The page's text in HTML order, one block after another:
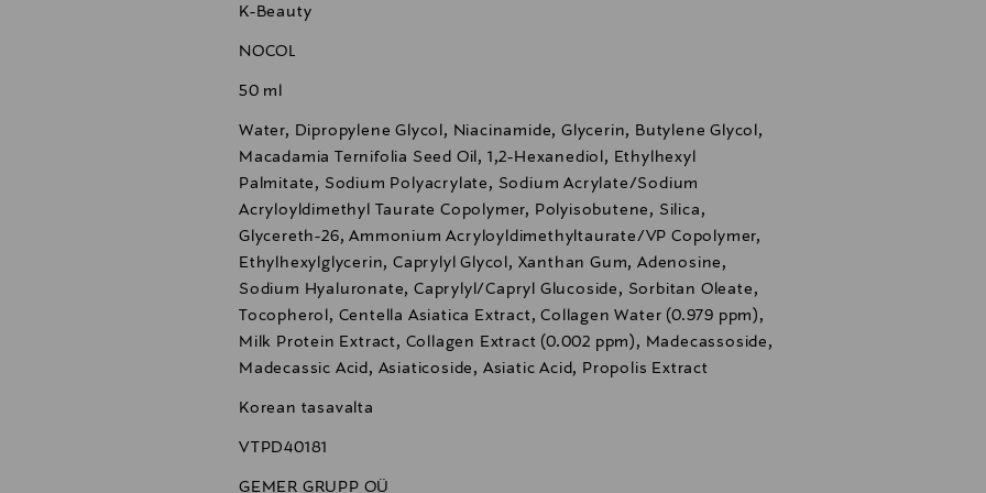
voivat aiheuttaa voimakasta ärsytystä, joten tuotetta ei tule käyttää tällaisten laitteiden
toimenpiteiden jälkeen. Vältä levittämistä vaurioituneelle iholle. MILD REEDLE SHOT 50 -
K-Beauty
NOCOL
50 ml
Water, Dipropylene Glycol, Niacinamide, Glycerin, Butylene Glycol,
Macadamia Ternifolia Seed Oil, 1,2-Hexanediol, Ethylhexyl
Palmitate, Sodium Polyacrylate, Sodium Acrylate/Sodium
Acryloyldimethyl Taurate Copolymer, Polyisobutene, Silica,
Glycereth-26, Ammonium Acryloyldimethyltaurate/VP Copolymer,
Ethylhexylglycerin, Caprylyl Glycol, Xanthan Gum, Adenosine,
Sodium Hyaluronate, Caprylyl/Capryl Glucoside, Sorbitan Oleate,
Tocopherol, Centella Asiatica Extract, Collagen Water (0.979 ppm),
Milk Protein Extract, Collagen Extract (0.002 ppm), Madecassoside,
Madecassic Acid, Asiaticoside, Asiatic Acid, Propolis Extract
Korean tasavalta
VTPD40181
GEMER GRUPP OÜ